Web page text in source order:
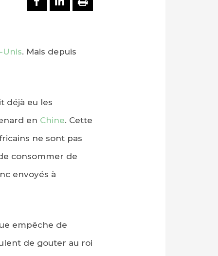
Unis. Mais depuis
déjà eu les
en Chine. Cette
ne sont pas
consommer de
envoyés à
empêche de
de gouter au roi